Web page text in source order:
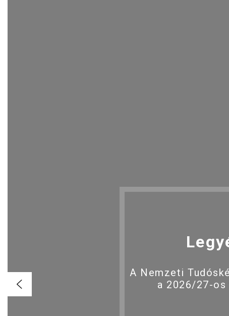
A Nemzeti
a 2026/27-os